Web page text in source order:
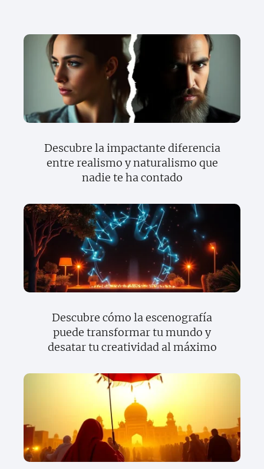
Descubre la impactante diferencia
entre realismo y naturalismo que
nadie te ha contado
Descubre cómo la escenografía
puede transformar tu mundo y
desatar tu creatividad al máximo